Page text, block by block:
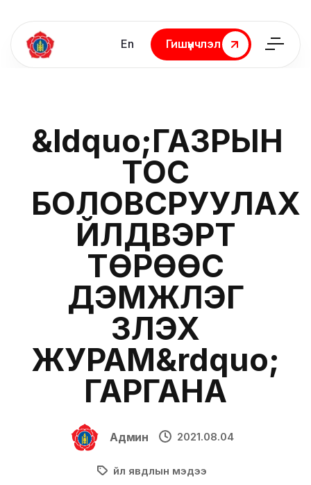
En
Гишүүнчлэл
Гишүүнчлэл
&ldquo;ГАЗРЫН
ТОС
БОЛОВСРУУЛАХ
ҮЙЛДВЭРТ
ТӨРӨӨС
ДЭМЖЛЭГ
ҮЗҮҮЛЭХ
ЖУРАМ&rdquo;
ГАРГАНА
Админ 2021.08.04
Үйл явдлын мэдээ